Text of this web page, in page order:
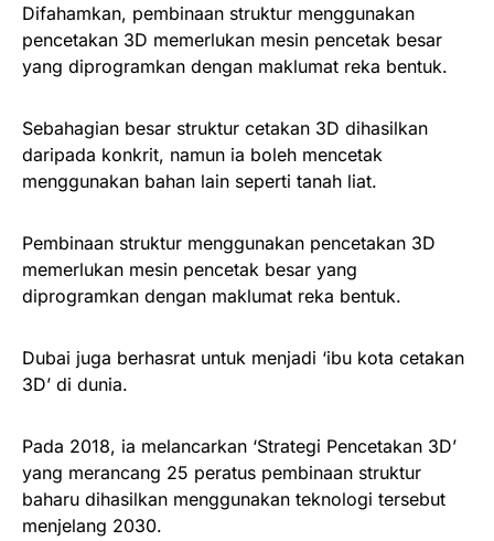
Difahamkan, pembinaan struktur menggunakan
pencetakan 3D memerlukan mesin pencetak besar
yang diprogramkan dengan maklumat reka bentuk.
Sebahagian besar struktur cetakan 3D dihasilkan
daripada konkrit, namun ia boleh mencetak
menggunakan bahan lain seperti tanah liat.
Pembinaan struktur menggunakan pencetakan 3D
memerlukan mesin pencetak besar yang
diprogramkan dengan maklumat reka bentuk.
Dubai juga berhasrat untuk menjadi ‘ibu kota cetakan
3D’ di dunia.
Pada 2018, ia melancarkan ‘Strategi Pencetakan 3D’
yang merancang 25 peratus pembinaan struktur
baharu dihasilkan menggunakan teknologi tersebut
menjelang 2030.